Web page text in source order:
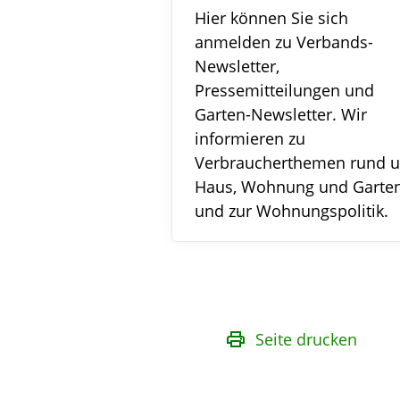
Hier können Sie sich
anmelden zu Verbands-
Newsletter,
Pressemitteilungen und
Garten-Newsletter. Wir
informieren zu
Verbraucherthemen rund
Haus, Wohnung und
und zur Wohnungspolitik.
Seite drucken